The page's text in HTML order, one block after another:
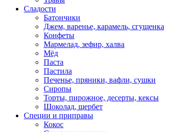
Сладости
Батончики
Джем, варенье, карамель, сгущенка
Конфеты
Мармелад, зефир, халва
Мёд
Паста
Пастила
Печенье, пряники, вафли, сушки
Сиропы
Торты, пирожное, десерты, кексы
Шоколад, щербет
Специи и приправы
Кокос